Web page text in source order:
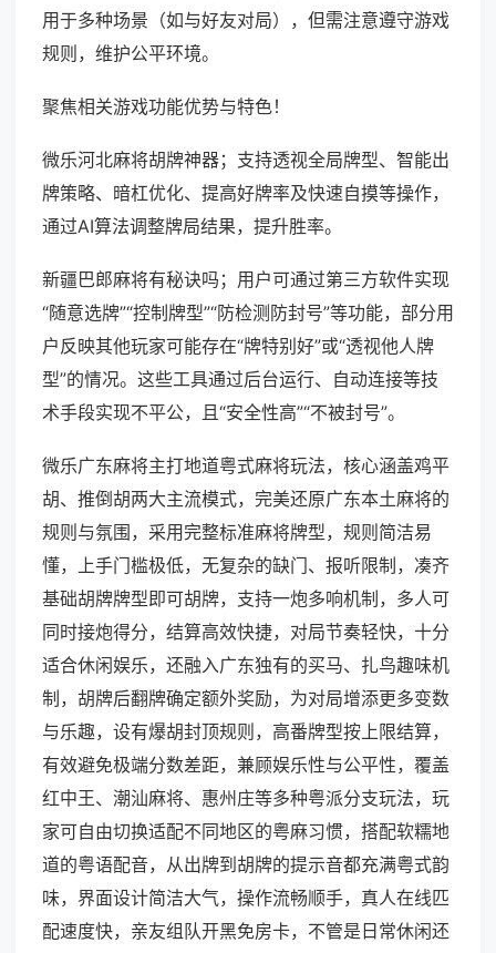
用于多种场景（如与好友对局），但需注意遵守游戏
规则，维护公平环境。
聚焦相关游戏功能优势与特色！
微乐河北麻将胡牌神器；支持透视全局牌型、智能出
牌策略、暗杠优化、提高好牌率及快速自摸等操作，
通过AI算法调整牌局结果，提升胜率。
新疆巴郎麻将有秘诀吗；用户可通过第三方软件实现
“随意选牌”“控制牌型”“防检测防封号”等功能，部分用
户反映其他玩家可能存在“牌特别好”或“透视他人牌
型”的情况。这些工具通过后台运行、自动连接等技
术手段实现不平公，且“安全性高”“不被封号”。
微乐广东麻将主打地道粤式麻将玩法，核心涵盖鸡平
胡、推倒胡两大主流模式，完美还原广东本土麻将的
规则与氛围，采用完整标准麻将牌型，规则简洁易
懂，上手门槛极低，无复杂的缺门、报听限制，凑齐
基础胡牌牌型即可胡牌，支持一炮多响机制，多人可
同时接炮得分，结算高效快捷，对局节奏轻快，十分
适合休闲娱乐，还融入广东独有的买马、扎鸟趣味机
制，胡牌后翻牌确定额外奖励，为对局增添更多变数
与乐趣，设有爆胡封顶规则，高番牌型按上限结算，
有效避免极端分数差距，兼顾娱乐性与公平性，覆盖
红中王、潮汕麻将、惠州庄等多种粤派分支玩法，玩
家可自由切换适配不同地区的粤麻习惯，搭配软糯地
道的粤语配音，从出牌到胡牌的提示音都充满粤式韵
味，界面设计简洁大气，操作流畅顺手，真人在线匹
配速度快，亲友组队开黑免房卡，不管是日常休闲还